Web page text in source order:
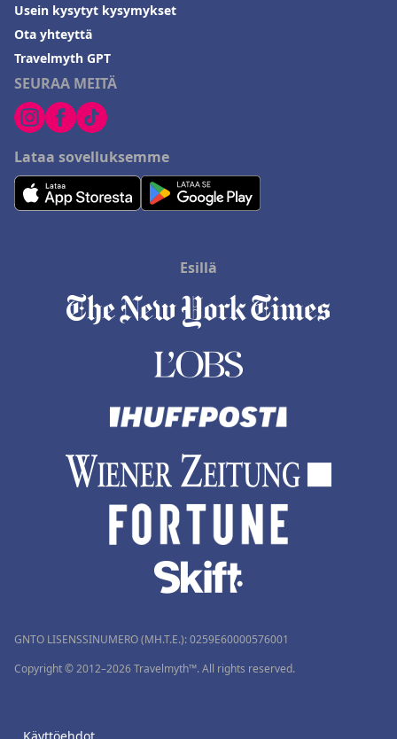
SEURAA MEITÄ
Lataa sovelluksemme
Usein kysytyt kysymykset
Ota yhteyttä
Travelmyth GPT
Esillä
GNTO LISENSSINUMERO (MH.T.E.): 0259Ε60000576001
Copyright © 2012–2026 Travelmyth™. All rights reserved.